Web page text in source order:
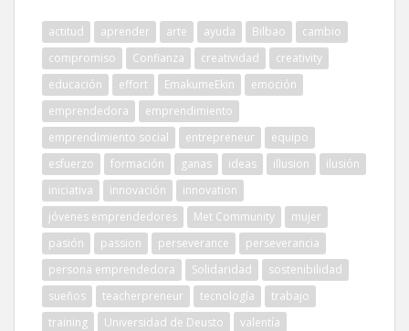
actitud aprender arte ayuda Bilbao
cambio
compromiso
Confianza creatividad
creativity
educación
effort EmakumeEkin
emoción
emprendedora
emprendimiento
emprendimiento social
entrepreneur
equipo
esfuerzo
formación ganas ideas illusion
ilusión
iniciativa
innovación
innovation
jóvenes emprendedores
Met Community
mujer
pasión
passion perseverance
perseverancia
persona emprendedora
Solidaridad
sostenibilidad
sueños
teacherpreneur tecnología
trabajo
training
Universidad de Deusto valentía